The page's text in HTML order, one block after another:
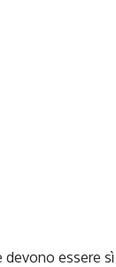
essere